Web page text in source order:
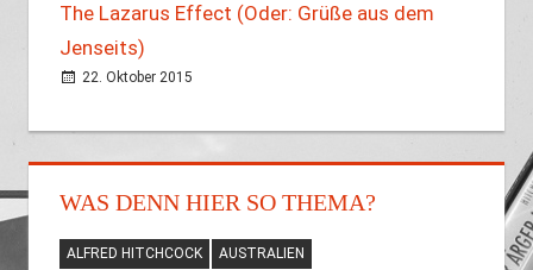
The Lazarus Effect (Oder: Grüße aus dem
Jenseits)
22. Oktober 2015
WAS DENN HIER SO THEMA?
ALFRED HITCHCOCK
AUSTRALIEN